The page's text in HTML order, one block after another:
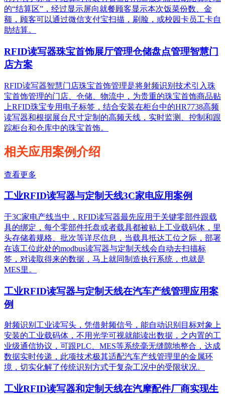
的“结算区”，经过显示屏向就餐顾客显示本次饭菜份数、金
额，顾客可以通过微信支付宝扫描，刷脸，或校园卡员工卡自
助结算。
RFID读写器珠宝首饰展厅管理仓储盘点管理智慧门
店方案
RFID读写器智慧门店珠宝首饰管理是将射频识别技术引入珠
宝首饰管理的门店、仓储、物流中，为贵重的珠宝首饰商品贴
上RFID珠宝专用电子标签，结合安装在柜台中的HR7738高频
读写器和根据展台尺寸定制的高频天线，实时监测、控制和跟
踪柜台和仓库中的珠宝首饰。
相关应用案例介绍
查看更多
工业RFID读写器与定制天线3C家电应用案例
于3C家电产线当中，RFID读写器最先应用于关键零部件跟载
具的绑定，每个零部件托盘或者载具都被贴上工业载码体，里
头存储着规格、批次等详尽信息，当载具抵达工位之际，部署
在该工位此处的modbus读写器与定制天线会自动去扫描标
签，对读取得来的数据，马上就同制造执行系统，也就是
MES里。
工业RFID读写器与定制天线在汽车产线管理应用案
例
射频识别工业读写头，凭借射频信号，能自动识别目标对象上
安装的工业载码体，不用光学可视就能读出数据，之内置的工
业级通信协议，可跟PLC、MES等系统毫无缝隙地整合，达成
数据实时传递，此项技术极其适配汽车产线管理里的金属环
境，切实化解了传统识别方式于复杂工况中的受限状况。
工业RFID读写器和定制天线在汽摩配件厂商实现生